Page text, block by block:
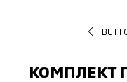
КОМПЛЕКТ